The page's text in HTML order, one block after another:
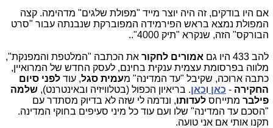
אם היו בודקים, זה היה יוצר מייד "מפולת שלגים" מדהימה. קצה
המפולת נמצא בראש הפירמידה המפוברקת שנבנתה עבור "סרט
הבורקס" הזה, שנקרא "תיק 4000"..
להב 433 היו גם אמורים לחקור את הכתבה "המלטפת והמפנקת",
מלווה בפרסומת עצמית ענקית בחינם, לעסק החדש של המרואיין,
כתבה ארוכה, שקיבל "עד המדינה" מעמית סגל, עוד לפני סיום
החקירה - כאן וכאן. בריאיון הכפול (בטלוויזיה ובאינטרנט), שלמה
פילבר מתייחס לעדותו, ונדמה לי שזה לא בדיוק מסתדר עם
"הסכם עד המדינה" שלו ועם עוד כל מיני סעיפים בחוקי המדינה.
תקנו אותי אם אני טועה.